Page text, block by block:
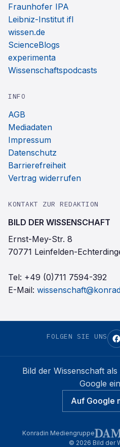
Fraunhofer IPA
Leibniz-Institut ifl
wissen.de
ScienceBlogs
experimenta
Wissenschaftspodcasts
INFO
AGB
Mediadaten
Impressum
Datenschutz
Barrierefreiheit
Vertrag widerrufen
KONTAKT ZUR REDAKTION
BILD DER WISSENSCHAFT
Ernst-Mey-Str. 8
70771 Leinfelden-
Tel: +49 (0)711 7594-392
E-Mail:
FOLGEN SIE UNS
Bild der Wissenschaft als
Google
Auf Google
Konradin Mediengruppe
© 2026 Bild der